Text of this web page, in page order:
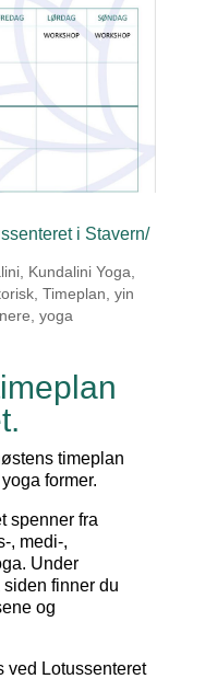
i Stavern/
, Kundalini Yoga
, Timeplan yin
yoga
timeplan
former.
spenner fra
, medi-,
Under
finner du
og
ved Lotussenteret